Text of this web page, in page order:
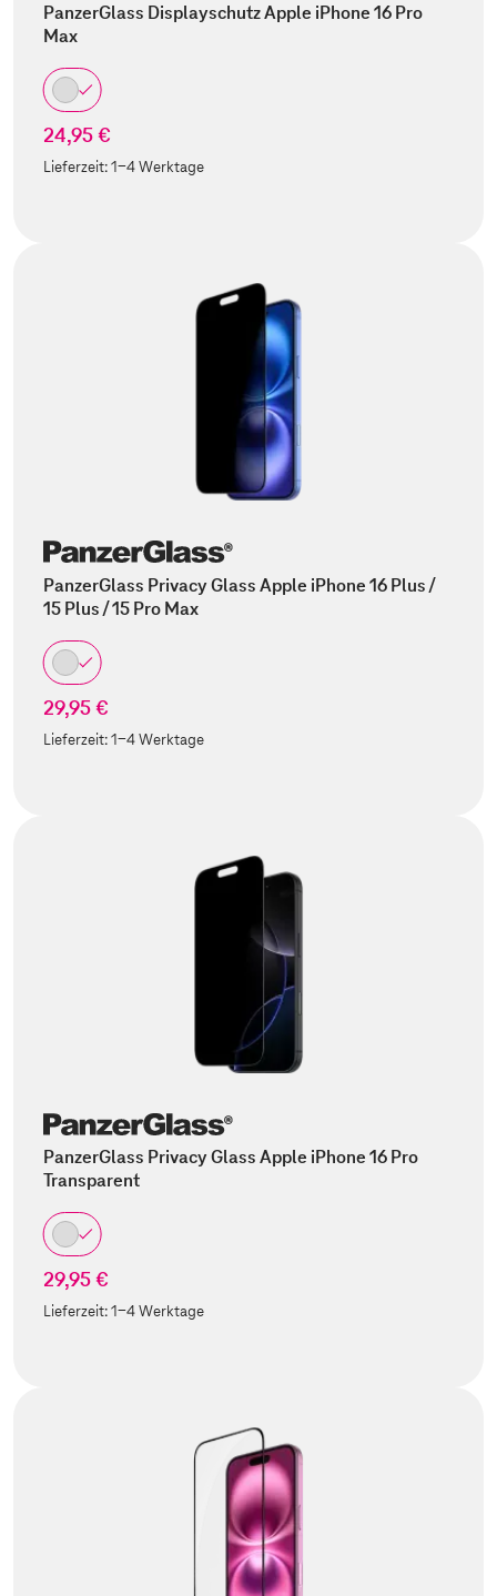
PanzerGlass Displayschutz Apple iPhone 16 Pro
Max
24,95 €
Lieferzeit:1-4 Werktage
PanzerGlass Privacy Glass Apple iPhone 16 Plus /
15 Plus / 15 Pro Max
29,95 €
Lieferzeit:1-4 Werktage
PanzerGlass Privacy Glass Apple iPhone 16 Pro
Transparent
29,95 €
Lieferzeit:1-4 Werktage